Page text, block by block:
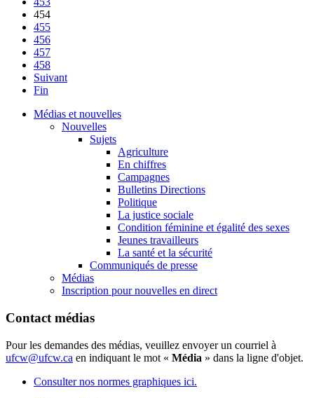
454
455
456
457
458
Suivant
Fin
Médias et nouvelles
Nouvelles
Sujets
Agriculture
En chiffres
Campagnes
Bulletins Directions
Politique
La justice sociale
Condition féminine et égalité des sexes
Jeunes travailleurs
La santé et la sécurité
Communiqués de presse
Médias
Inscription pour nouvelles en direct
Contact médias
Pour les demandes des médias, veuillez envoyer un courriel à
ufcw@ufcw.ca en indiquant le mot « Média » dans la ligne d'objet.
Consulter nos normes graphiques ici.